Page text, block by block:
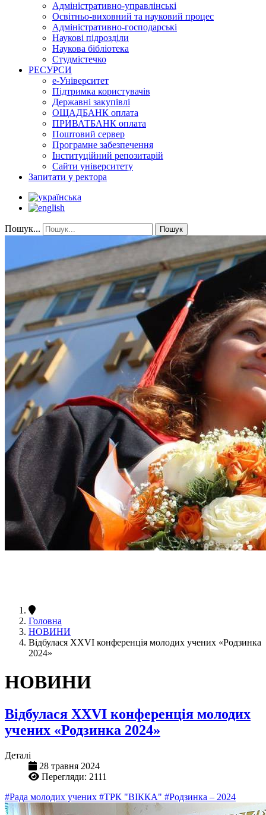
Адміністративно-управлінські
Освітньо-виховний та науковий процес
Адміністративно-господарські
Наукові підрозділи
Наукова бібліотека
Студмістечко
РЕСУРСИ
е-Університет
Підтримка користувачів
Державні закупівлі
ОЩАДБАНК оплата
ПРИВАТБАНК оплата
Поштовий сервер
Програмне забезпечення
Інституційний репозитарій
Сайти університету
Запитати у ректора
Пошук... Пошук
Головна
НОВИНИ
Відбулася XXVI конференція молодих учених «Родзинка
2024»
НОВИНИ
Відбулася XXVI конференція молодих
учених «Родзинка 2024»
Деталі
28 травня 2024
Перегляди: 2111
#Рада молодих учених #ТРК "ВІККА" #Родзинка – 2024